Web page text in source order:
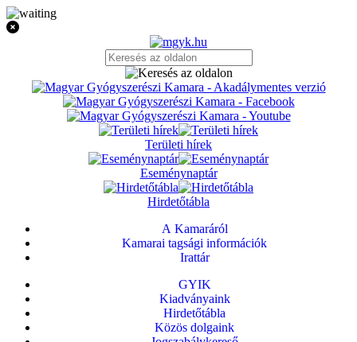
Területi hírek
Eseménynaptár
Hirdetőtábla
A Kamaráról
Kamarai tagsági információk
Irattár
GYIK
Kiadványaink
Hirdetőtábla
Közös dolgaink